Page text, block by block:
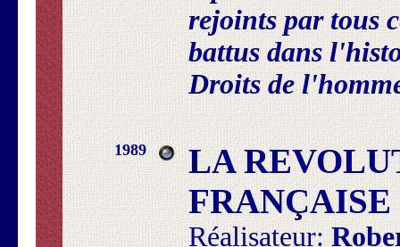
rejoints par tous
battus dans
Droits de
1989
LA
FRANÇAISE
Réalisateur: